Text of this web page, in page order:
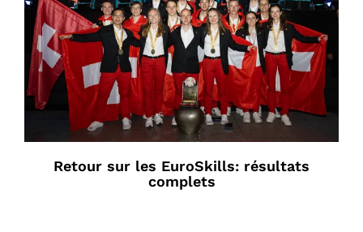
Retour sur les EuroSkills: résultats
complets